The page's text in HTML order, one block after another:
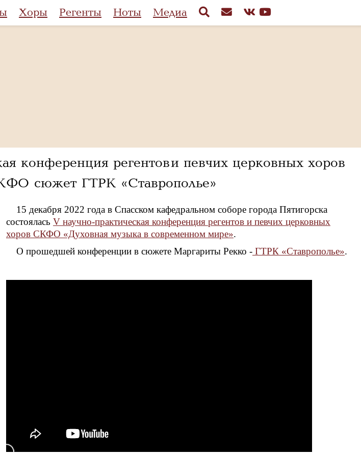
Хоры Регенты Ноты Медиа
конференция регентов и певчих церковных хоров
сюжет ГТРК «Ставрополье»
15 декабря 2022 года в Спасском кафедральном соборе города Пятигорска
состоялась V научно-практическая конференция регентов и певчих церковных
хоров СКФО «Духовная музыка в современном мире».
О прошедшей конференции в сюжете Маргариты Рекко - ГТРК «Ставрополье».